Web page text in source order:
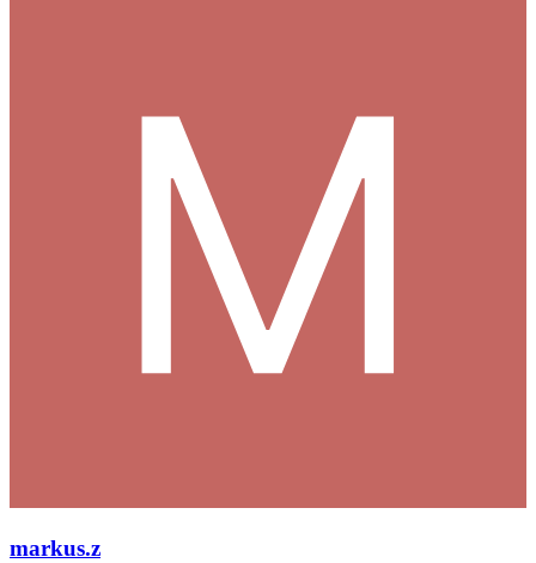
markus.z